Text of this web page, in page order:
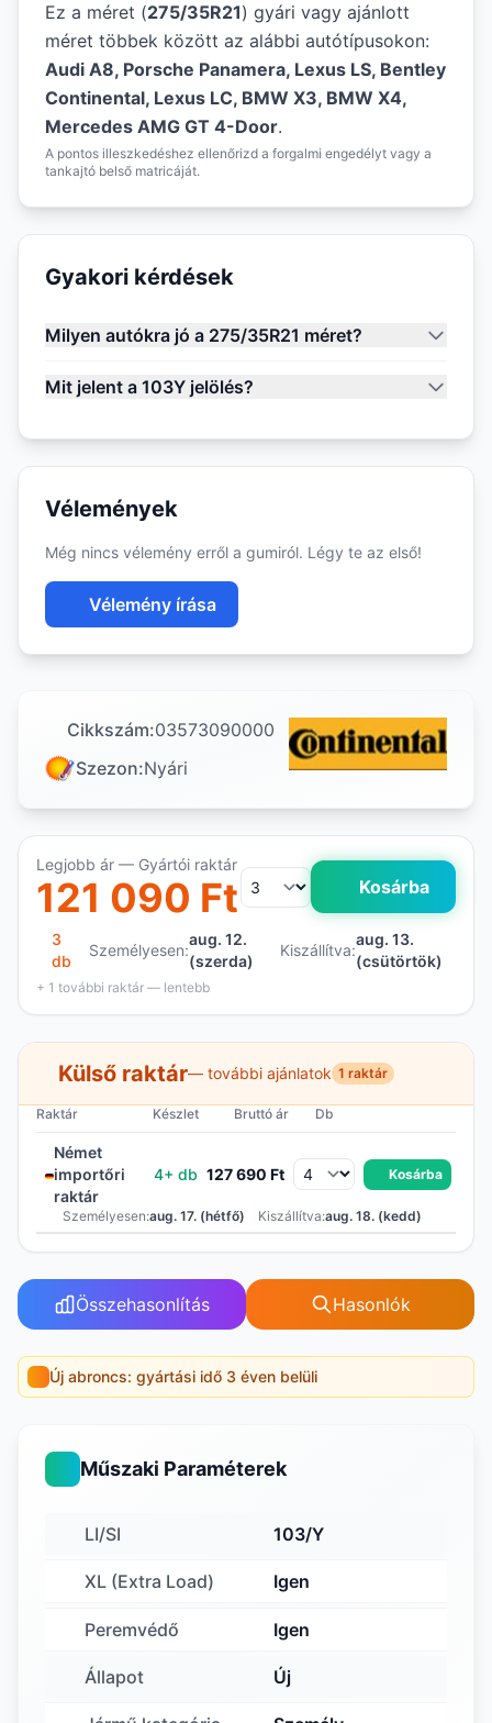
Ez a méret (275/35R21) gyári vagy ajánlott
méret többek között az alábbi autótípusokon:
Audi A8, Porsche Panamera, Lexus LS, Bentley
Continental, Lexus LC, BMW X3, BMW X4,
Mercedes AMG GT 4-Door.
A pontos illeszkedéshez ellenőrizd a forgalmi engedélyt vagy a
tankajtó belső matricáját.
Gyakori kérdések
Milyen autókra jó a 275/35R21 méret?
Mit jelent a 103Y jelölés?
Vélemények
Még nincs vélemény erről a gumiról. Légy te az első!
Vélemény írása
Cikkszám:03573090000
Szezon:Nyári
Legjobb ár — Gyártói raktár
121 090 Ft Kosárba
3
db
Személyesen:
aug. 12.
(szerda)
Kiszállítva:
aug. 13.
(csütörtök)
+ 1 további raktár — lentebb
Külső raktár— további ajánlatok 1 raktár
Raktár Készlet Bruttó ár Db
Német
importőri
raktár
4+ db 127 690 Ft Kosárba
Személyesen:aug. 17. (hétfő) Kiszállítva:aug. 18. (kedd)
Összehasonlítás Hasonlók
Új abroncs: gyártási idő 3 éven belüli
Műszaki Paraméterek
LI/SI 103/Y
XL (Extra Load) Igen
Peremvédő Igen
Állapot Új